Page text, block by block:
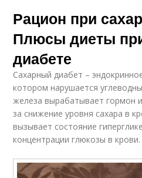
Рацион при
Плюсы диеты
диабете
Сахарный диабет –
котором нарушается
железа вырабатывает гормон
за снижение уровня сахара в
вызывает состояние
концентрации глюкозы в крови.